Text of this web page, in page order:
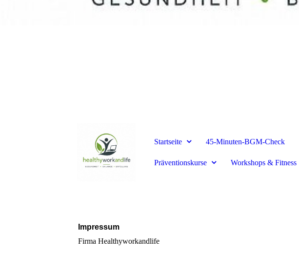
Startseite 45-Minuten-BGM-Check
Präventionskurse Workshops & Fitness
Impressum
Firma Healthyworkandlife